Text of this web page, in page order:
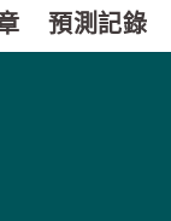
預測記錄